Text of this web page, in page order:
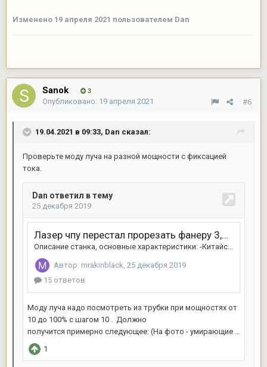
Изменено 19 апреля 2021 пользователем Dan
Sanok 3
#6
Опубликовано: 19 апреля 2021
19.04.2021 в 09:33, Dan сказал:
Проверьте моду луча на разной мощности с фиксацией
тока.